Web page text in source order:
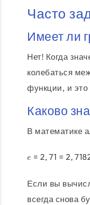
Часто
Имеет ли
Нет! Когда
колебаться
функции, и это
Каково
В математике
e = 2, 71 = 2,
Если вы
всегда снова